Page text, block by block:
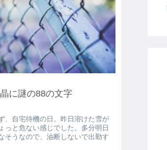
に謎の88の文字
、自宅待機の日。昨日溶けた雪が
っと危ない感じでした。多分明日
そうなので、油断しないで出勤す